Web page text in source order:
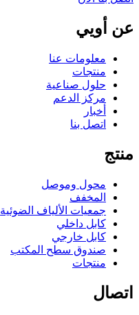
عن أويي
معلومات عنا
منتجات
حلول صناعية
مركز الدعم
أخبار
اتصل بنا
منتج
محول وموصل
المخفف
جمعيات الألياف الضوئية
كابل داخلي
كابل خارجي
صندوق سطح المكتب
منتجات
اتصال